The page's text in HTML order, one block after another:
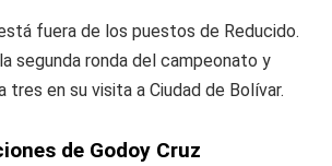
fuera de los puestos de Reducido.
segunda ronda del campeonato y
tres en su visita a Ciudad de Bolívar.
de Godoy Cruz